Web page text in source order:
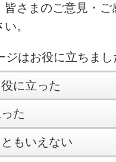
皆さまのご意見・ご
。
ジはお役に立ちまし
に立った
た
もいえない